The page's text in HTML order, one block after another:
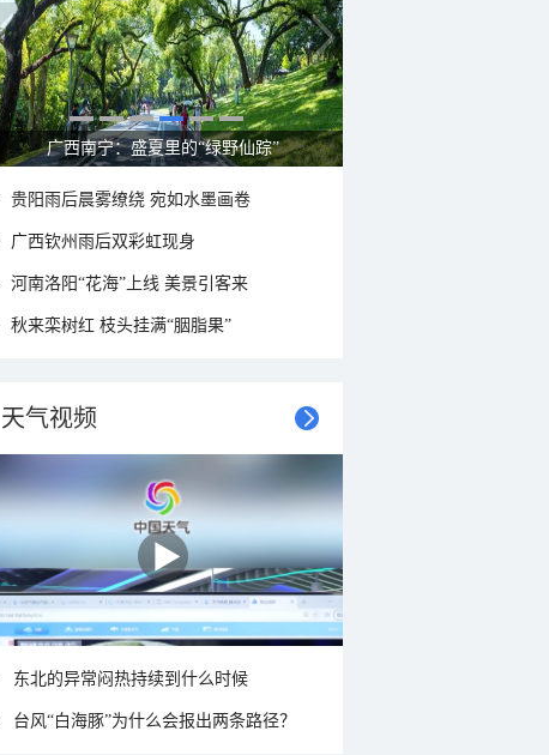
呼伦贝尔草原 藏着最治愈的蓝天白云
贵阳雨后晨雾缭绕 宛如水墨画卷
广西钦州雨后双彩虹现身
河南洛阳“花海”上线 美景引客来
秋来栾树红 枝头挂满“胭脂果”
天气视频
东北的异常闷热持续到什么时候
台风“白海豚”为什么会报出两条路径？